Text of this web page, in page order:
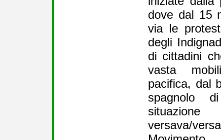
dove dal 15
via le
degli
di cittadini
vasta
pacifica, dal
spagnolo
versava/